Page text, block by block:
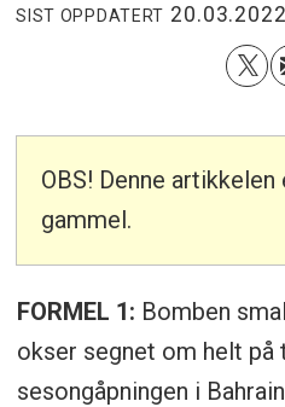
SIST OPPDATERT
OBS! Denne
gammel.
FORMEL 1: Bomben
okser segnet om helt på
sesongåpningen i